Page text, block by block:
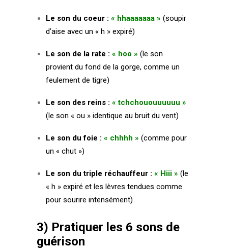
Le son du coeur : « hhaaaaaaa » (soupir
d’aise avec un « h » expiré)
Le son de la rate : « hoo » (le son
provient du fond de la gorge, comme un
feulement de tigre)
Le son des reins : « tchchououuuuuu »
(le son « ou » identique au bruit du vent)
Le son du foie : « chhhh » (comme pour
un « chut »)
Le son du triple réchauffeur : « Hiii » (le
« h » expiré et les lèvres tendues comme
pour sourire intensément)
3) Pratiquer les 6 sons de
guérison